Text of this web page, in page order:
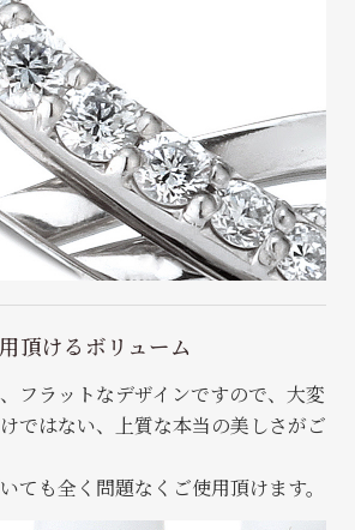
頂けるボリューム
フラットなデザインですので、大変
ではない、上質な本当の美しさがご
ても全く問題なくご使用頂けます。